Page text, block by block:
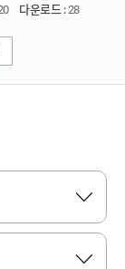
다운로드 :28